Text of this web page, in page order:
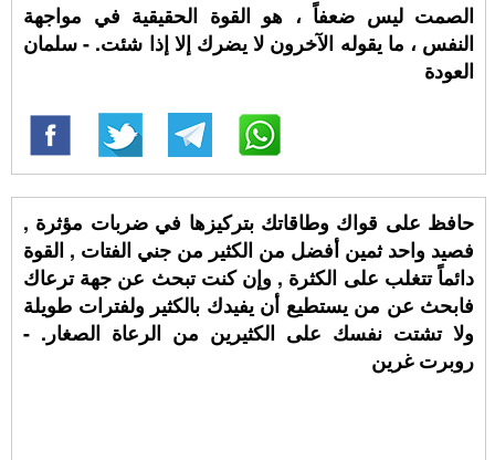
الصمت ليس ضعفاً ، هو القوة الحقيقية في مواجهة
النفس ، ما يقوله الآخرون لا يضرك إلا إذا شئت. - سلمان
العودة
حافظ على قواك وطاقاتك بتركيزها في ضربات مؤثرة ,
فصيد واحد ثمين أفضل من الكثير من جني الفتات , القوة
دائماً تتغلب على الكثرة , وإن كنت تبحث عن جهة ترعاك
فابحث عن من يستطيع أن يفيدك بالكثير ولفترات طويلة
ولا تشتت نفسك على الكثيرين من الرعاة الصغار. -
روبرت غرين